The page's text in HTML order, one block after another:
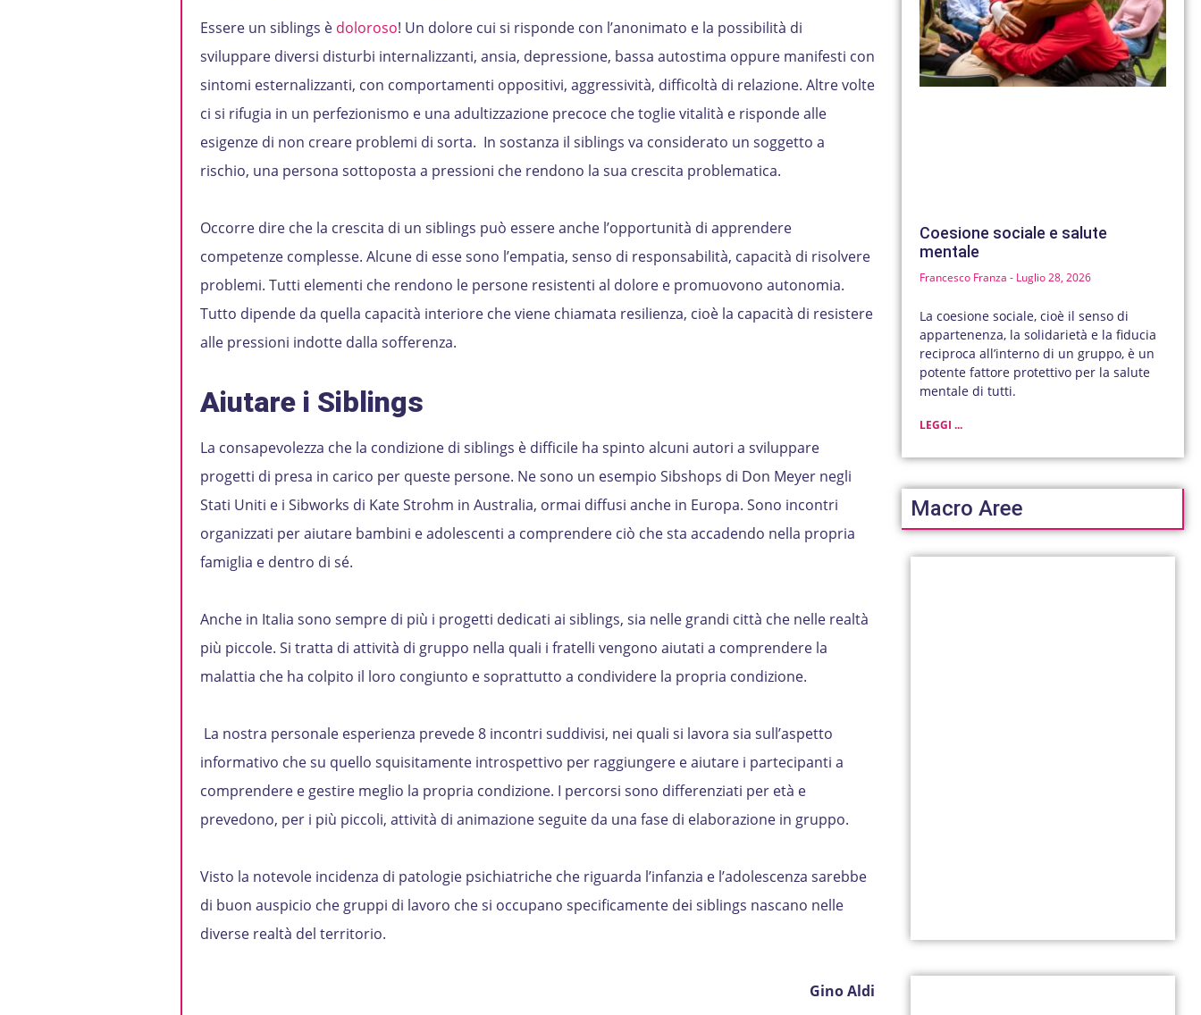
Essere un siblings è doloroso! Un dolore cui si risponde con l’anonimato e la possibilità di
sviluppare diversi disturbi internalizzanti, ansia, depressione, bassa autostima oppure manifesti con
sintomi esternalizzanti, con comportamenti oppositivi, aggressività, difficoltà di relazione. Altre volte
ci si rifugia in un perfezionismo e una adultizzazione precoce che toglie vitalità e risponde alle
esigenze di non creare problemi di sorta. In sostanza il siblings va considerato un soggetto a
rischio, una persona sottoposta a pressioni che rendono la sua crescita problematica.
Occorre dire che la crescita di un siblings può essere anche l’opportunità di apprendere
competenze complesse. Alcune di esse sono l’empatia, senso di responsabilità, capacità di risolvere
problemi. Tutti elementi che rendono le persone resistenti al dolore e promuovono autonomia.
Tutto dipende da quella capacità interiore che viene chiamata resilienza, cioè la capacità di resistere
alle pressioni indotte dalla sofferenza.
Aiutare i Siblings
La consapevolezza che la condizione di siblings è difficile ha spinto alcuni autori a sviluppare
progetti di presa in carico per queste persone. Ne sono un esempio Sibshops di Don Meyer negli
Stati Uniti e i Sibworks di Kate Strohm in Australia, ormai diffusi anche in Europa. Sono incontri
organizzati per aiutare bambini e adolescenti a comprendere ciò che sta accadendo nella propria
famiglia e dentro di sé.
Anche in Italia sono sempre di più i progetti dedicati ai siblings, sia nelle grandi città che nelle realtà
più piccole. Si tratta di attività di gruppo nella quali i fratelli vengono aiutati a comprendere la
malattia che ha colpito il loro congiunto e soprattutto a condividere la propria condizione.
La nostra personale esperienza prevede 8 incontri suddivisi, nei quali si lavora sia sull’aspetto
informativo che su quello squisitamente introspettivo per raggiungere e aiutare i partecipanti a
comprendere e gestire meglio la propria condizione. I percorsi sono differenziati per età e
prevedono, per i più piccoli, attività di animazione seguite da una fase di elaborazione in gruppo.
Visto la notevole incidenza di patologie psichiatriche che riguarda l’infanzia e l’adolescenza sarebbe
di buon auspicio che gruppi di lavoro che si occupano specificamente dei siblings nascano nelle
diverse realtà del territorio.
Gino Aldi
Coesione sociale e salute
mentale
Francesco Franza Luglio 28, 2026
La coesione sociale, cioè il senso di
appartenenza, la solidarietà e la fiducia
reciproca all’interno di un gruppo, è un
potente fattore protettivo per la salute
mentale di tutti.
LEGGI ...
Macro Aree